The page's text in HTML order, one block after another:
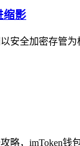
缩影
安全加密存管
略，imToken